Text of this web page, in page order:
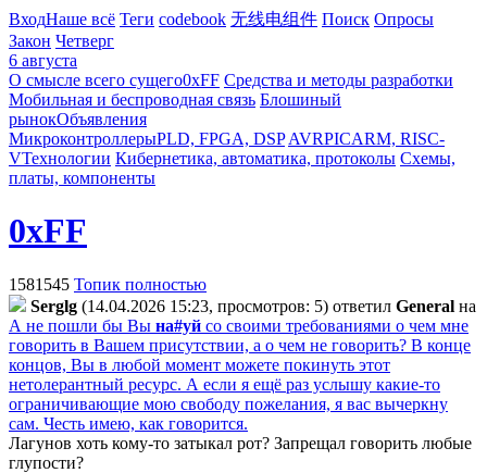
ВходНаше всё Теги codebook 无线电组件 Поиск Опросы
Закон Четверг
6 августа
О смысле всего сущего0xFF Средства и методы разработки
Мобильная и беспроводная связь Блошиный
рынокОбъявления
МикроконтроллерыPLD, FPGA, DSP AVRPICARM, RISC-
VТехнологии Кибернетика, автоматика, протоколы Схемы,
платы, компоненты
0xFF
1581545 Топик полностью
Serglg (14.04.2026 15:23, просмотров: 5) ответил General на
А не пошли бы Вы на#уй со своими требованиями о чем мне
говорить в Вашем присутствии, а о чем не говорить? В конце
концов, Вы в любой момент можете покинуть этот
нетолерантный ресурс. А если я ещё раз услышу какие-то
ограничивающие мою свободу пожелания, я вас вычеркну
сам. Честь имею, как говорится.
Лагунов хоть кому-то затыкал рот? Запрещал говорить любые
глупости?